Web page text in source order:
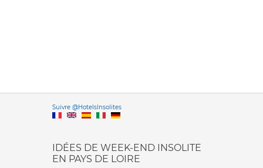
Suivre @HotelsInsolitesVersione
IDÉES DE WEEK-END INSOLITE
EN PAYS DE LOIRE